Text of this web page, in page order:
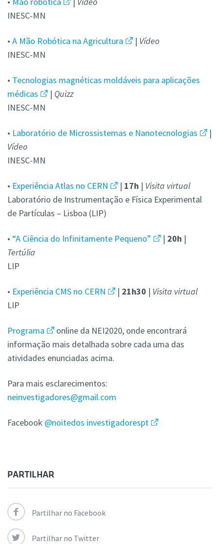
INESC-MN
• A Mão Robótica na Agricultura | Vídeo
INESC-MN
• Tecnologias magnéticas moldáveis para aplicações
médicas
| Quizz
INESC-MN
• Laboratório de Microssistemas e Nanotecnologias
|
Vídeo
INESC-MN
• Experiência Atlas no CERN | 17h | Visita virtual
Laboratório de Instrumentação e Física Experimental
de Partículas – Lisboa (LIP)
• “A Ciência do Infinitamente Pequeno” | 20h |
Tertúlia
LIP
• Experiência CMS no CERN | 21h30 | Visita virtual
LIP
Programa
online da NEI2020, onde encontrará
informação mais detalhada sobre cada uma das
atividades enunciadas acima.
Para mais esclarecimentos:
neinvestigadores@gmail.com
Facebook @noitedos investigadorespt
PARTILHAR
Partilhar no Facebook
Partilhar no Twitter